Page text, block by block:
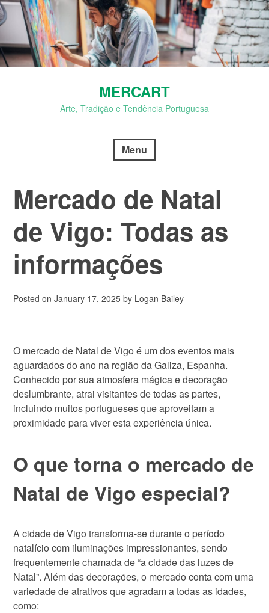
Skip
to
content
MERCART
Arte, Tradição e Tendência Portuguesa
Menu
Blog
Mercart
Mercado de Natal
de Vigo​: Todas as
informações
Posted onJanuary 17, 2025 by Logan Bailey
O mercado de Natal de Vigo é um dos eventos mais
aguardados do ano na região da Galiza, Espanha.
Conhecido por sua atmosfera mágica e decoração
deslumbrante, atrai visitantes de todas as partes,
incluindo muitos portugueses que aproveitam a
proximidade para viver esta experiência única.
O que torna o mercado de
Natal de Vigo especial?
A cidade de Vigo transforma-se durante o período
natalício com iluminações impressionantes, sendo
frequentemente chamada de “a cidade das luzes de
Natal”. Além das decorações, o mercado conta com uma
variedade de atrativos que agradam a todas as idades,
como: